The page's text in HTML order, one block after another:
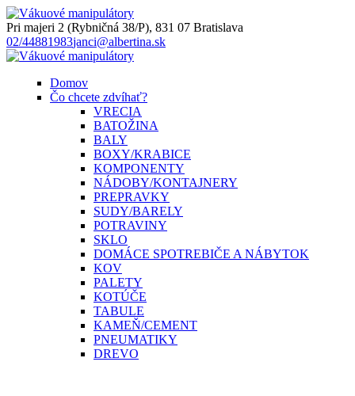
Pri majeri 2 (Rybničná 38/P), 831 07 Bratislava
02/44881983janci@albertina.sk
Domov
Čo chcete zdvíhať?
VRECIA
BATOŽINA
BALY
BOXY/KRABICE
KOMPONENTY
NÁDOBY/KONTAJNERY
PREPRAVKY
SUDY/BARELY
POTRAVINY
SKLO
DOMÁCE SPOTREBIČE A NÁBYTOK
KOV
PALETY
KOTÚČE
TABULE
KAMEŇ/CEMENT
PNEUMATIKY
DREVO